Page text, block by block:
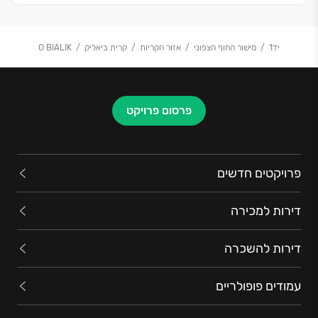
יד1 מישור החוף הצפוני אזור הקריות קרית ביאליק O BIALIK
פרסום פרויקט
פרויקטים חדשים
דירות למכירה
דירות להשכרה
עמודים פופולריים